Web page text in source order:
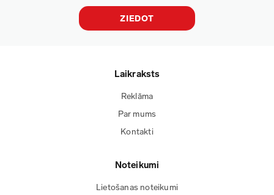
ZIEDOT
Laikraksts
Reklāma
Par mums
Kontakti
Noteikumi
Lietošanas noteikumi